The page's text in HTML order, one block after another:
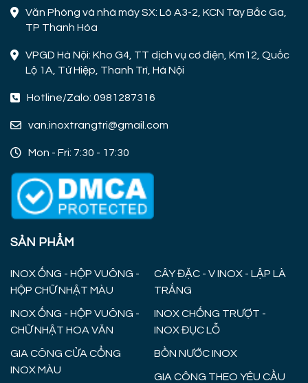
Văn Phòng và nhà máy SX: Lô A3-2, KCN Tây Bắc Ga,
TP Thanh Hóa
VPGD Hà Nội: Kho G4, TT dịch vụ cơ điện, Km12, Quốc
Lộ 1A, Tứ Hiệp, Thanh Trì, Hà Nội
Hotline/Zalo: 0981287316
van.inoxtrangtri@gmail.com
Mon - Fri: 7:30 - 17:30
SẢN PHẨM
INOX ỐNG - HỘP VUÔNG -
HỘP CHỮ NHẬT MÀU
INOX ỐNG - HỘP VUÔNG -
CHỮ NHẬT HOA VĂN
GIA CÔNG CỬA CỔNG
INOX MÀU
CÂY ĐẶC - V INOX - LẬP LÀ
TRẮNG
INOX CHỐNG TRƯỢT -
INOX ĐỤC LỖ
BỒN NƯỚC INOX
GIA CÔNG THEO YÊU CẦU